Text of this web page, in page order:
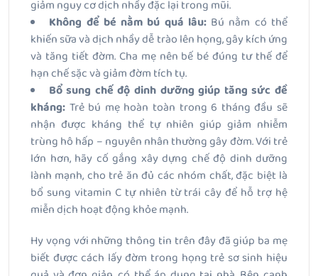
giảm nguy cơ dịch nhầy đặc lại trong mũi.
Không để bé nằm bú quá lâu: Bú nằm có thể
khiến sữa và dịch nhầy dễ trào lên họng, gây kích ứng
và tăng tiết đờm. Cha mẹ nên bế bé đúng tư thế để
hạn chế sặc và giảm đờm tích tụ.
Bổ sung chế độ dinh dưỡng giúp tăng sức đề
kháng: Trẻ bú mẹ hoàn toàn trong 6 tháng đầu sẽ
nhận được kháng thể tự nhiên giúp giảm nhiễm
trùng hô hấp – nguyên nhân thường gây đờm. Với trẻ
lớn hơn, hãy cố gắng xây dựng chế độ dinh dưỡng
lành mạnh, cho trẻ ăn đủ các nhóm chất, đặc biệt là
bổ sung vitamin C tự nhiên từ trái cây để hỗ trợ hệ
miễn dịch hoạt động khỏe mạnh.
Hy vọng với những thông tin trên đây đã giúp ba mẹ
biết được cách lấy đờm trong họng trẻ sơ sinh hiệu